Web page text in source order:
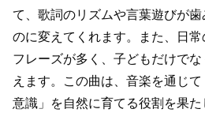
て、歌詞のリズムや言葉遊びが
のに変えてくれます。また、日
フレーズが多く、子どもだけで
えます。この曲は、音楽を通じ
意識」を自然に育てる役割を果た